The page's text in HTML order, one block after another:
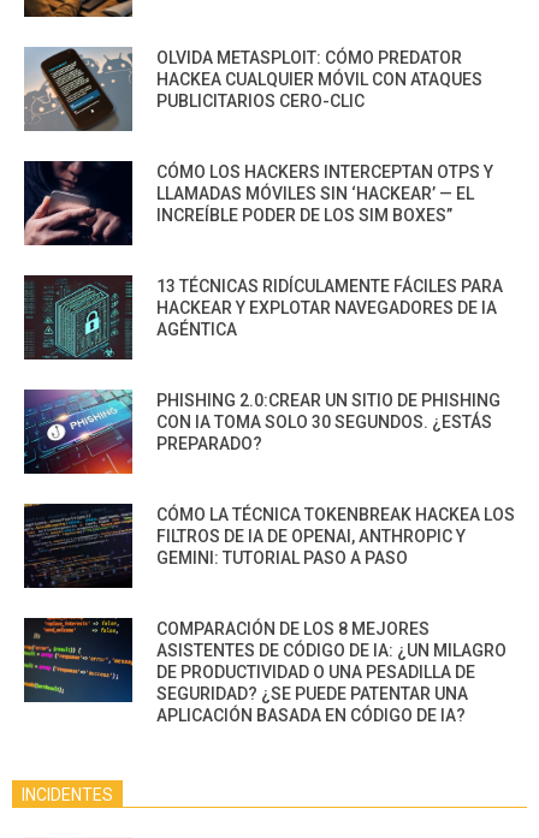
OLVIDA METASPLOIT: CÓMO PREDATOR
HACKEA CUALQUIER MÓVIL CON ATAQUES
PUBLICITARIOS CERO-CLIC
CÓMO LOS HACKERS INTERCEPTAN OTPS Y
LLAMADAS MÓVILES SIN ‘HACKEAR’ — EL
INCREÍBLE PODER DE LOS SIM BOXES”
13 TÉCNICAS RIDÍCULAMENTE FÁCILES PARA
HACKEAR Y EXPLOTAR NAVEGADORES DE IA
AGÉNTICA
PHISHING 2.0:CREAR UN SITIO DE PHISHING
CON IA TOMA SOLO 30 SEGUNDOS. ¿ESTÁS
PREPARADO?
CÓMO LA TÉCNICA TOKENBREAK HACKEA LOS
FILTROS DE IA DE OPENAI, ANTHROPIC Y
GEMINI: TUTORIAL PASO A PASO
COMPARACIÓN DE LOS 8 MEJORES
ASISTENTES DE CÓDIGO DE IA: ¿UN MILAGRO
DE PRODUCTIVIDAD O UNA PESADILLA DE
SEGURIDAD? ¿SE PUEDE PATENTAR UNA
APLICACIÓN BASADA EN CÓDIGO DE IA?
INCIDENTES